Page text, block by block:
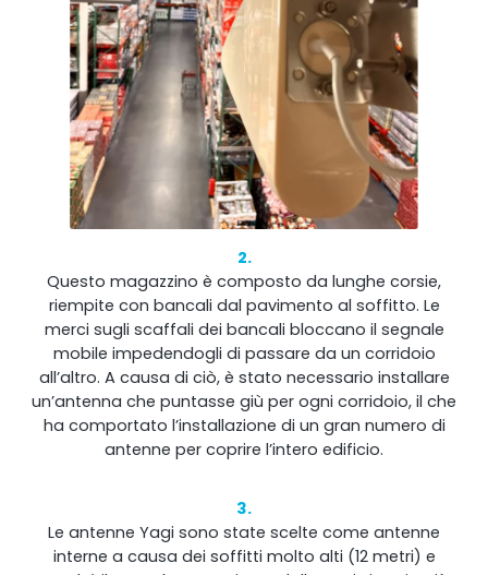
2.
Questo magazzino è composto da lunghe corsie,
riempite con bancali dal pavimento al soffitto. Le
merci sugli scaffali dei bancali bloccano il segnale
mobile impedendogli di passare da un corridoio
all’altro. A causa di ciò, è stato necessario installare
un’antenna che puntasse giù per ogni corridoio, il che
ha comportato l’installazione di un gran numero di
antenne per coprire l’intero edificio.
3.
Le antenne Yagi sono state scelte come antenne
interne a causa dei soffitti molto alti (12 metri) e